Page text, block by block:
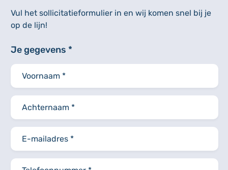
Vul het sollicitatieformulier in en wij komen snel bij je
op de lijn!
Je gegevens *